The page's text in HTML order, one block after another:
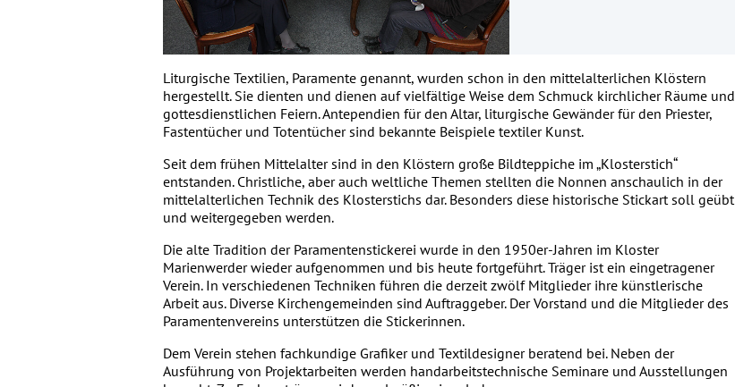
Liturgische Textilien, Paramente genannt, wurden schon in den mittelalterlichen Klöstern
hergestellt. Sie dienten und dienen auf vielfältige Weise dem Schmuck kirchlicher Räume und
gottesdienstlichen Feiern. Antependien für den Altar, liturgische Gewänder für den Priester,
Fastentücher und Totentücher sind bekannte Beispiele textiler Kunst.
Seit dem frühen Mittelalter sind in den Klöstern große Bildteppiche im „Klosterstich“
entstanden. Christliche, aber auch weltliche Themen stellten die Nonnen anschaulich in der
mittelalterlichen Technik des Klosterstichs dar. Besonders diese historische Stickart soll geübt
und weitergegeben werden.
Die alte Tradition der Paramentenstickerei wurde in den 1950er-Jahren im Kloster
Marienwerder wieder aufgenommen und bis heute fortgeführt. Träger ist ein eingetragener
Verein. In verschiedenen Techniken führen die derzeit zwölf Mitglieder ihre künstlerische
Arbeit aus. Diverse Kirchengemeinden sind Auftraggeber. Der Vorstand und die Mitglieder des
Paramentenvereins unterstützen die Stickerinnen.
Dem Verein stehen fachkundige Grafiker und Textildesigner beratend bei. Neben der
Ausführung von Projektarbeiten werden handarbeitstechnische Seminare und Ausstellungen